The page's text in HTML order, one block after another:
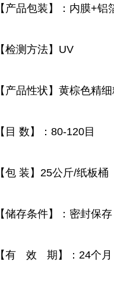
【产品包装】：内膜+铝
【检测方法】 UV
【产品性状】黄棕色精
【目 数】： 80-120目
【包 装】 25公斤/纸板桶
【储存条件】：密封保存
【有 效 期】： 24个月